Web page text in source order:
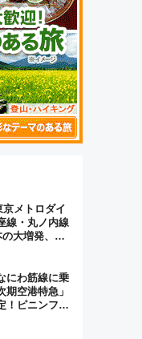
京メトロダイ
線・丸ノ内線
大増発、混
にわ筋線に乗
期空港特急」
！ピニンファ
日本初の鉄道